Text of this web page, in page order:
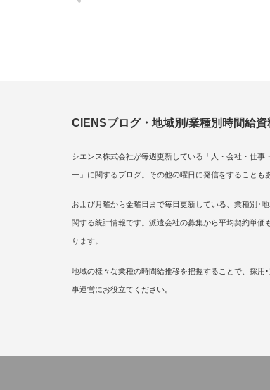
CIENSブログ・地域別/業種別時間給資
シエンス株式会社が毎週更新している「人・会社・仕事
ー」に関するブログ。その他の曜日に発信をすることも
および月曜から金曜日まで毎日更新している、業種別･
関する統計情報です。派遣会社の募集から平均契約単価
ります。
地域の様々な業種の時間給推移を把握することで、採用･
事運営にお役立てください。